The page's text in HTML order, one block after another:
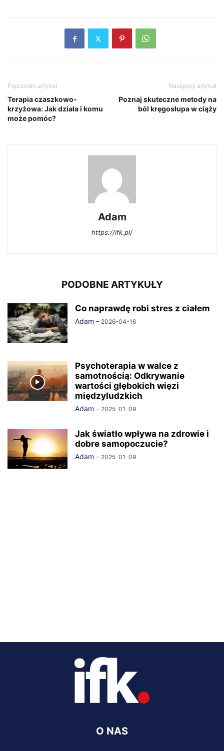
Poprzedni artykuł
Terapia czaszkowo-
krzyżowa: Jak działa i komu
może pomóc?
Następny artykuł
Poznaj skuteczne metody na
ból kręgosłupa w ciąży
Adam
https://ifk.pl/
PODOBNE ARTYKUŁY
Co naprawdę robi stres z ciałem
Adam - 2026-04-16
Psychoterapia w walce z
samotnością: Odkrywanie
wartości głębokich więzi
międzyludzkich
Adam - 2025-01-09
Jak światło wpływa na zdrowie i
dobre samopoczucie?
Adam - 2025-01-09
O NAS